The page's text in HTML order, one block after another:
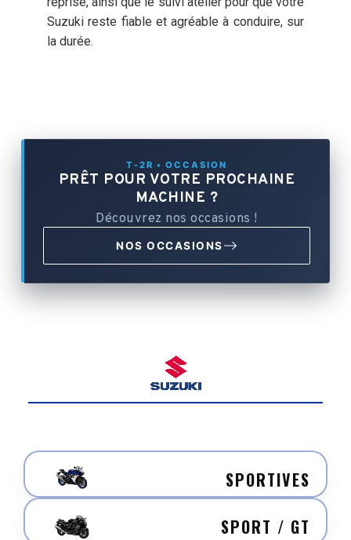
Suzuki reste fiable et agréable à conduire, sur
la durée.
T-2R • OCCASION
PRÊT POUR VOTRE PROCHAINE
MACHINE ?
Découvrez nos occasions !
NOS OCCASIONS
SPORTIVES
SPORT / GT